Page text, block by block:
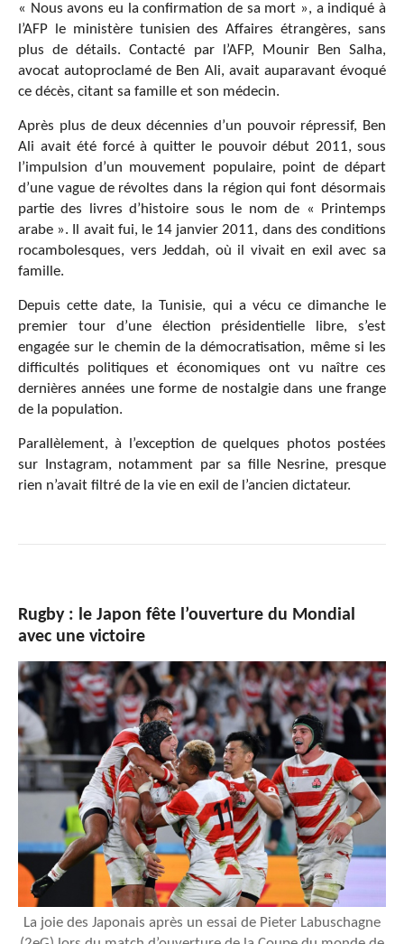
« Nous avons eu la confirmation de sa mort », a indiqué à
l’AFP le ministère tunisien des Affaires étrangères, sans
plus de détails. Contacté par l’AFP, Mounir Ben Salha,
avocat autoproclamé de Ben Ali, avait auparavant évoqué
ce décès, citant sa famille et son médecin.
Après plus de deux décennies d’un pouvoir répressif, Ben
Ali avait été forcé à quitter le pouvoir début 2011, sous
l’impulsion d’un mouvement populaire, point de départ
d’une vague de révoltes dans la région qui font désormais
partie des livres d’histoire sous le nom de « Printemps
arabe ». Il avait fui, le 14 janvier 2011, dans des conditions
rocambolesques, vers Jeddah, où il vivait en exil avec sa
famille.
Depuis cette date, la Tunisie, qui a vécu ce dimanche le
premier tour d’une élection présidentielle libre, s’est
engagée sur le chemin de la démocratisation, même si les
difficultés politiques et économiques ont vu naître ces
dernières années une forme de nostalgie dans une frange
de la population.
Parallèlement, à l’exception de quelques photos postées
sur Instagram, notamment par sa fille Nesrine, presque
rien n’avait filtré de la vie en exil de l’ancien dictateur.
Rugby : le Japon fête l’ouverture du Mondial
avec une victoire
La joie des Japonais après un essai de Pieter Labuschagne